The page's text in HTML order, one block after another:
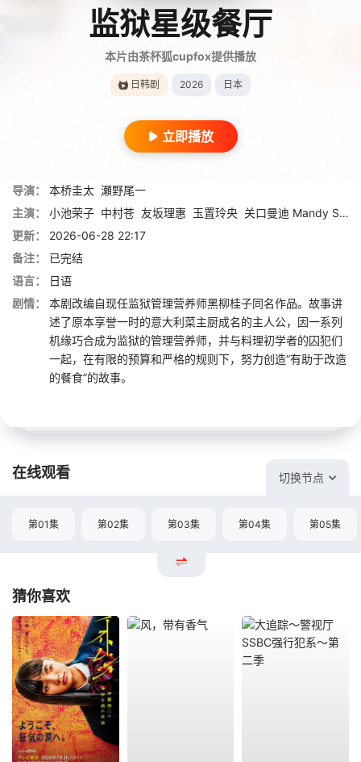
监狱星级餐厅
本片由茶杯狐cupfox提供播放
日韩剧 2026 日本
立即播放
导演： 本桥圭太 瀬野尾一
主演：
小池荣子 中村苍 友坂理惠 玉置玲央 关口曼迪 Mandy Sekiguchi
更新：
2026-06-28 22:17
备注：
已完结
语言：
日语
剧情：
本剧改编自现任监狱管理营养师黑柳桂子同名作品。故事讲
述了原本享誉一时的意大利菜主厨成名的主人公，因一系列
机缘巧合成为监狱的管理营养师，并与料理初学者的囚犯们
一起，在有限的预算和严格的规则下，努力创造“有助于改造
的餐食”的故事。
在线观看 切换节点
第01集 第02集 第03集 第04集 第05集
猜你喜欢